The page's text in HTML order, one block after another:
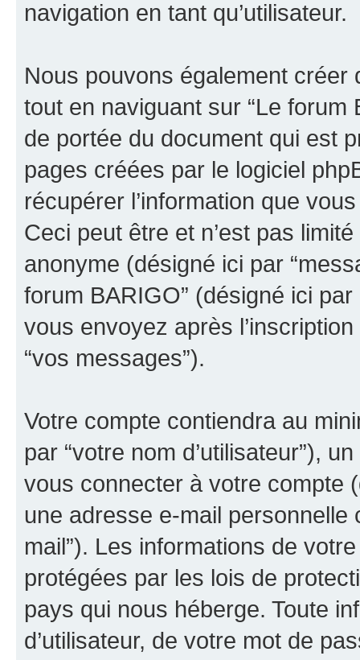
navigation en tant qu’utilisateur.
Nous pouvons également
tout en naviguant sur “Le
de portée du document qui est
pages créées par le logiciel
récupérer l’information que
Ceci peut être et n’est pas
anonyme (désigné ici par
forum BARIGO” (désigné ici
vous envoyez après
“vos messages”).
Votre compte contiendra au
par “votre nom d’utilisateur”),
vous connecter à votre compte
une adresse e-mail
mail”). Les informations de
protégées par les lois de
pays qui nous héberge. Toute
d’utilisateur, de votre mot de